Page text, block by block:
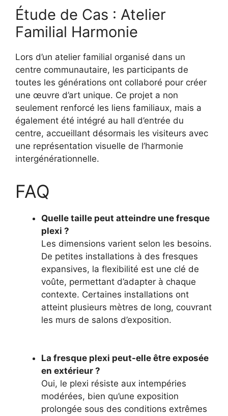
Étude de Cas : Atelier
Familial Harmonie
Lors d’un atelier familial organisé dans un
centre communautaire, les participants de
toutes les générations ont collaboré pour créer
une œuvre d’art unique. Ce projet a non
seulement renforcé les liens familiaux, mais a
également été intégré au hall d’entrée du
centre, accueillant désormais les visiteurs avec
une représentation visuelle de l’harmonie
intergénérationnelle.
FAQ
Quelle taille peut atteindre une fresque
plexi ?
Les dimensions varient selon les besoins.
De petites installations à des fresques
expansives, la flexibilité est une clé de
voûte, permettant d’adapter à chaque
contexte. Certaines installations ont
atteint plusieurs mètres de long, couvrant
les murs de salons d’exposition.
La fresque plexi peut-elle être exposée
en extérieur ?
Oui, le plexi résiste aux intempéries
modérées, bien qu’une exposition
prolongée sous des conditions extrêmes